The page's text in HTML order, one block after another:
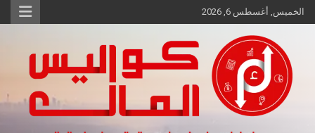
Skip
to
الخميس, أغسطس 6, 2026